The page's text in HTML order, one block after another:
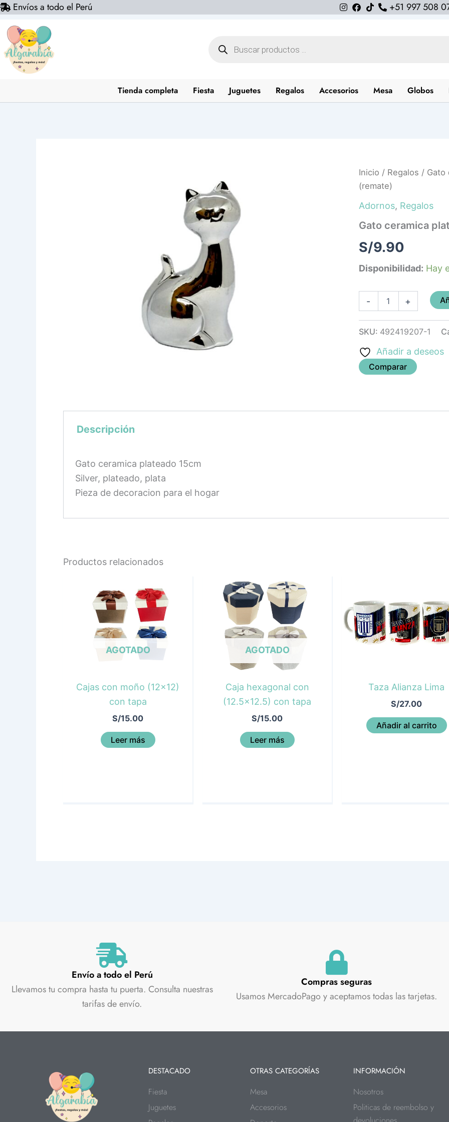
Ir
contenido
Envíos a todo el Perú +51 997 508
productos
Tienda completa Fiesta Juguetes Regalos Accesorios Mesa Globos
Inicio / Regalos / Gato
(remate)
Adornos, Regalos
Gato ceramica
S/9.90
Disponibilidad: Hay
-
Gato
plateado
(remate)
cantidad
+
SKU: 492419207-1
Añadir a deseos
Comparar
Descripción
Gato ceramica plateado 15cm
Silver, plateado, plata
Pieza de decoracion para el hogar
Productos relacionados
AGOTADO
Cajas con moño (12×12)
con tapa
S/15.00
Leer más
AGOTADO
Caja hexagonal con
(12.5×12.5) con tapa
S/15.00
Leer más
Taza Alianza Lima
S/27.00
Añadir al carrito
Envío a todo el Perú
Llevamos tu compra hasta tu puerta. Consulta nuestras
tarifas de envío.
Compras seguras
Usamos MercadoPago y aceptamos todas las tarjetas.
DESTACADO
Fiesta
Juguetes
OTRAS CATEGORÍAS
Mesa
Accesorios
INFORMACIÓN
Nosotros
Politicas de reembolso y